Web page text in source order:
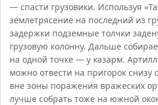
— спасти грузовики. Используя
землетрясение на последний из
задержки подземные толчки
грузовую колонну. Дальше
на одной точке — у казарм.
можно отвести на пригорок снизу
вне зоны поражения вражеских
лучше собрать тоже на южной